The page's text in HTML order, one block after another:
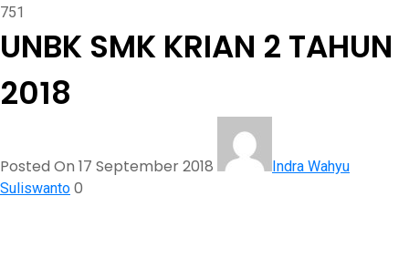
751
UNBK SMK KRIAN 2 TAHUN
2018
Posted On 17 September 2018
Indra Wahyu
Suliswanto 0